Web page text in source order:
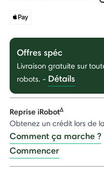
Offres spéc
Livraison gratuite sur
robots. - Détails
Reprise iRobotΔ
Obtenez un crédit lors de
Comment ça marche ?
Commencer